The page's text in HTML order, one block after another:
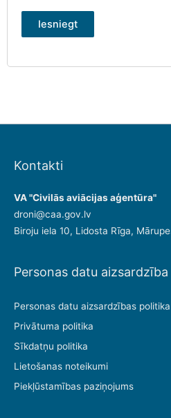
Iesniegt
Kontakti
VA "Civilās aviācijas aģentūra"
droni@caa.gov.lv
Biroju iela 10, Lidosta Rīga,
Personas datu aizsardzība
Personas datu aizsardzības politika
Privātuma politika
Sīkdatņu politika
Lietošanas noteikumi
Piekļūstamības paziņojums